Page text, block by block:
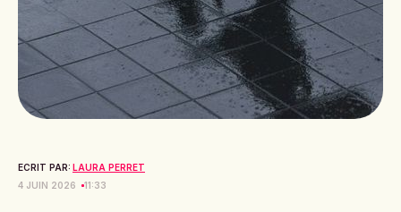
ECRIT PAR: LAURA PERRET
4 JUIN 2026
11:33